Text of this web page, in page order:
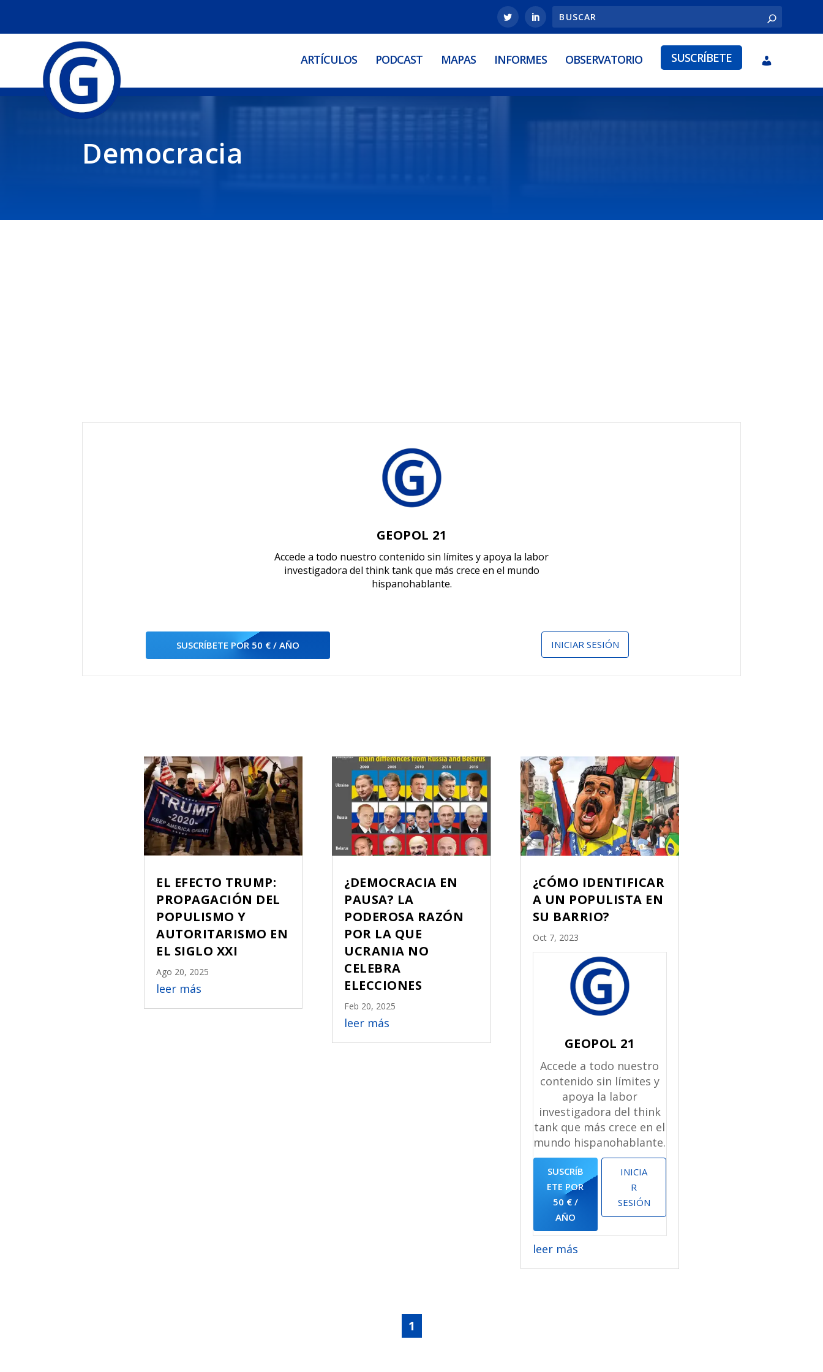
ARTÍCULOS PODCAST MAPAS INFORMES OBSERVATORIO SUSCRÍBETE
Democracia
GEOPOL 21
Accede a todo nuestro contenido sin límites y apoya la labor
investigadora del think tank que más crece en el mundo
hispanohablante.
SUSCRÍBETE POR 50 € / AÑO INICIAR SESIÓN
EL EFECTO TRUMP:
PROPAGACIÓN DEL
POPULISMO Y
AUTORITARISMO EN
EL SIGLO XXI
Ago 20, 2025
leer más
¿DEMOCRACIA EN
PAUSA? LA
PODEROSA RAZÓN
POR LA QUE
UCRANIA NO
CELEBRA
ELECCIONES
Feb 20, 2025
leer más
¿CÓMO IDENTIFICAR
A UN POPULISTA EN
SU BARRIO?
Oct 7, 2023
GEOPOL 21
Accede a todo nuestro
contenido sin límites y
apoya la labor
investigadora del think
tank que más crece en el
mundo hispanohablante.
SUSCRÍB
ETE POR
50 € /
AÑO
INICIA
R
SESIÓN
leer más
1